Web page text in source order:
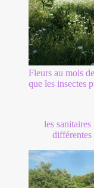
Fleurs au mois
que les insectes
les
différentes